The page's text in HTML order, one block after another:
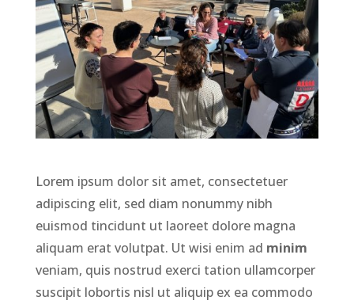
Lorem ipsum dolor sit amet, consectetuer
adipiscing elit, sed diam nonummy nibh
euismod tincidunt ut laoreet dolore magna
aliquam erat volutpat. Ut wisi enim ad minim
veniam, quis nostrud exerci tation ullamcorper
suscipit lobortis nisl ut aliquip ex ea commodo